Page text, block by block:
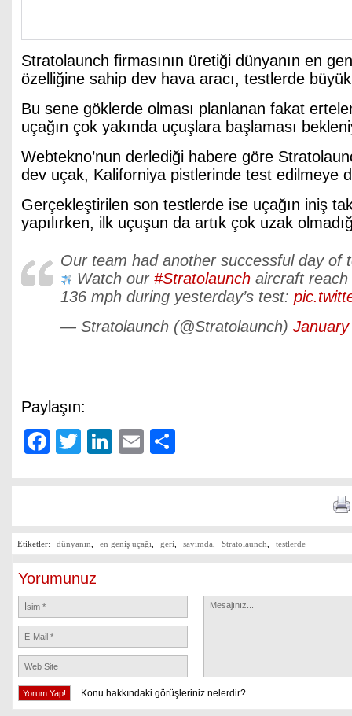
Stratolaunch firmasının üretiği dünyanın en
özelliğine sahip dev hava aracı, testlerde
Bu sene göklerde olması planlanan fakat
uçağın çok yakında uçuşlara başlaması
Webtekno’nun derlediği habere göre
dev uçak, Kaliforniya pistlerinde test edilmeye
Gerçekleştirilen son testlerde ise uçağın iniş
yapılırken, ilk uçuşun da artık çok uzak
Our team had another successful day of
Watch our #Stratolaunchaircraft reach
136 mph during yesterday’s test:
— Stratolaunch (@Stratolaunch)
Paylaşın:
Facebook
TwitterLinkedIn
Email
Etiketler: dünyanın en geniş uçağı geri sayımda Stratolaunch testlerde
Yorumunuz
Konu hakkındaki görüşleriniz nelerdir?